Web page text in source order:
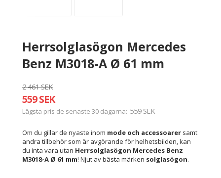
Herrsolglasögon Mercedes
Benz M3018-A Ø 61 mm
2 461 SEK
559 SEK
Lägsta pris de senaste 30 dagarna 559 SEK
Om du gillar de nyaste inom mode och accessoarer samt
andra tillbehör som är avgörande för helhetsbilden, kan
du inta vara utan Herrsolglasögon Mercedes Benz
M3018-A Ø 61 mm! Njut av bästa märken solglasögon.